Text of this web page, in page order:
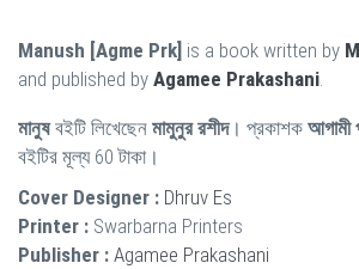
Manush [Agme Prk] is a book written by
and published by Agamee Prakashani
মানুষবইটি লিখেছেন মামুনুর রশীদ। প্রকাশক আগামী
বইটির মূল্য 60 টাকা।
Cover Designer : Dhruv Es
Printer : Swarbarna Printers
Publisher : Agamee Prakashani